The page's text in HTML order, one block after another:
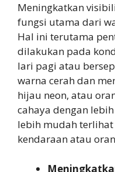
Meningkatkan
fungsi utama dari
Hal ini terutama
dilakukan pada
lari pagi atau
warna cerah dan
hijau neon, atau
cahaya dengan
lebih mudah
kendaraan atau